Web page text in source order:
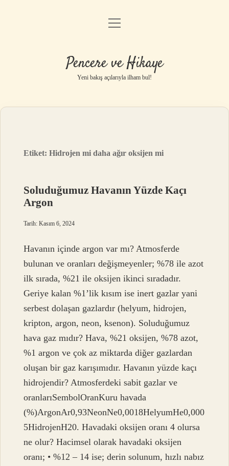
Anasayfa
Yasal Uyarı
menüyü
Pencere ve Hikaye
Yeni bakış açılarıyla ilham bul!
Etiket:Hidrojen mi daha ağır oksijen mi
Soluduğumuz Havanın Yüzde Kaçı
Argon
Tarih: Kasım 6, 2024
Havanın içinde argon var mı? Atmosferde
bulunan ve oranları değişmeyenler; %78 ile azot
ilk sırada, %21 ile oksijen ikinci sıradadır.
Geriye kalan %1’lik kısım ise inert gazlar yani
serbest dolaşan gazlardır (helyum, hidrojen,
kripton, argon, neon, ksenon). Soluduğumuz
hava gaz mıdır? Hava, %21 oksijen, %78 azot,
%1 argon ve çok az miktarda diğer gazlardan
oluşan bir gaz karışımıdır. Havanın yüzde kaçı
hidrojendir? Atmosferdeki sabit gazlar ve
oranlarıSembolOranKuru havada
(%)ArgonAr0,93NeonNe0,0018HelyumHe0,000
5HidrojenH20. Havadaki oksijen oranı 4 olursa
ne olur? Hacimsel olarak havadaki oksijen
oranı; • %12 – 14 ise; derin solunum, hızlı nabız